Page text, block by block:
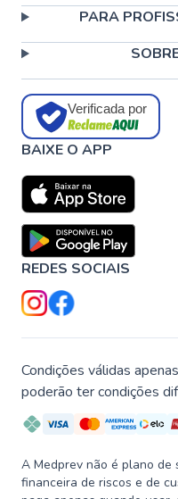
PARA
Verificada por
BAIXE O APP
REDES SOCIAIS
Condições válidas
poderão ter condições
A Medprev não é plano
financeira de riscos e de